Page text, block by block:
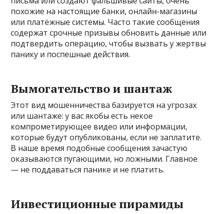
похожие на настоящие банки, онлайн-магазины
или платёжные системы. Часто такие сообщения
содержат срочные призывы обновить данные или
подтвердить операцию, чтобы вызвать у жертвы
панику и поспешные действия.
Вымогательство и шантаж
Этот вид мошенничества базируется на угрозах
или шантаже: у вас якобы есть некое
компрометирующее видео или информации,
которые будут опубликованы, если не заплатите.
В наше время подобные сообщения зачастую
оказываются пугающими, но ложными. Главное
— не поддаваться панике и не платить.
Инвестиционные пирамиды